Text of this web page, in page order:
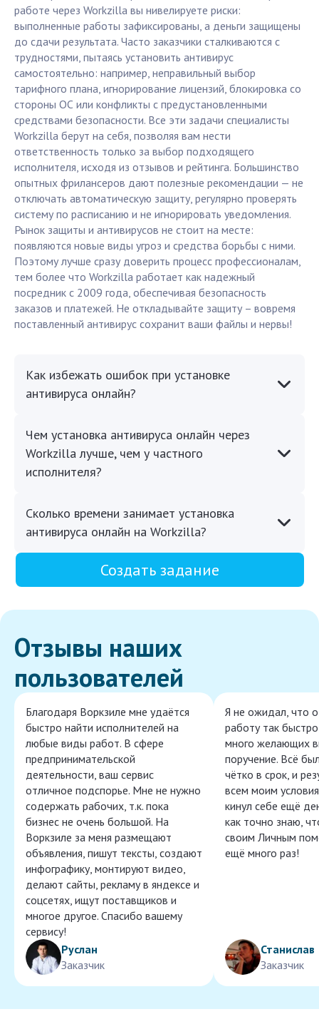
работе через Workzilla вы нивелируете риски:
выполненные работы зафиксированы, а деньги защищены
до сдачи результата. Часто заказчики сталкиваются с
трудностями, пытаясь установить антивирус
самостоятельно: например, неправильный выбор
тарифного плана, игнорирование лицензий, блокировка со
стороны ОС или конфликты с предустановленными
средствами безопасности. Все эти задачи специалисты
Workzilla берут на себя, позволяя вам нести
ответственность только за выбор подходящего
исполнителя, исходя из отзывов и рейтинга. Большинство
опытных фрилансеров дают полезные рекомендации — не
отключать автоматическую защиту, регулярно проверять
систему по расписанию и не игнорировать уведомления.
Рынок защиты и антивирусов не стоит на месте:
появляются новые виды угроз и средства борьбы с ними.
Поэтому лучше сразу доверить процесс профессионалам,
тем более что Workzilla работает как надежный
посредник с 2009 года, обеспечивая безопасность
заказов и платежей. Не откладывайте защиту – вовремя
поставленный антивирус сохранит ваши файлы и нервы!
Как избежать ошибок при установке
антивируса онлайн?
Чем установка антивируса онлайн через
Workzilla лучше, чем у частного
исполнителя?
Сколько времени занимает установка
антивируса онлайн на Workzilla?
Создать задание
Отзывы наших
пользователей
Благодаря Воркзиле мне удаётся
быстро найти исполнителей на
любые виды работ. В сфере
предпринимательской
деятельности, ваш сервис
отличное подспорье. Мне не нужно
содержать рабочих, т.к. пока
бизнес не очень большой. На
Воркзиле за меня размещают
объявления, пишут тексты, создают
инфографику, монтируют видео,
делают сайты, рекламу в яндексе и
соцсетях, ищут поставщиков и
многое другое. Спасибо вашему
сервису!
Руслан
Заказчик
Я не ожидал, что
работу так
много желающих
поручение. Всё
чётко в срок, и
всем моим
кинул себе ещё
как точно знаю,
своим Личным
ещё много раз!
Станислав
Заказчик